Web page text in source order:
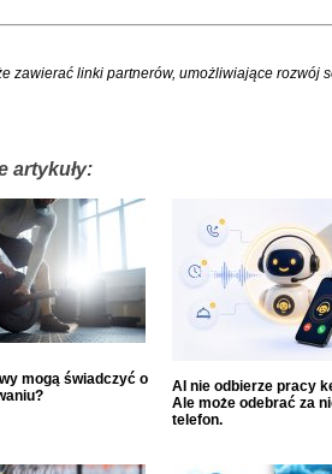
zawierać linki partnerów, umożliwiające rozwój
artykuły:
mogą świadczyć o
AI nie odbierze pracy
Ale może odebrać za
telefon.